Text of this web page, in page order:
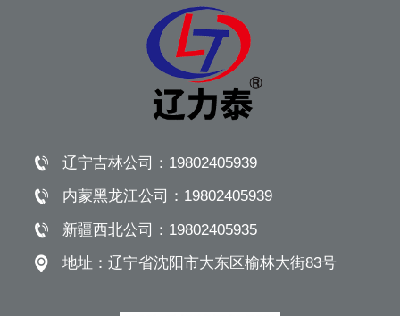
辽宁吉林公司： 19802405939
内蒙黑龙江公司： 19802405939
新疆西北公司： 19802405935
地址：辽宁省沈阳市大东区榆林大街83号